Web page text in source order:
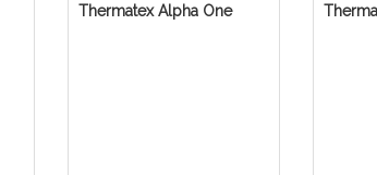
Thermatex Alpha One